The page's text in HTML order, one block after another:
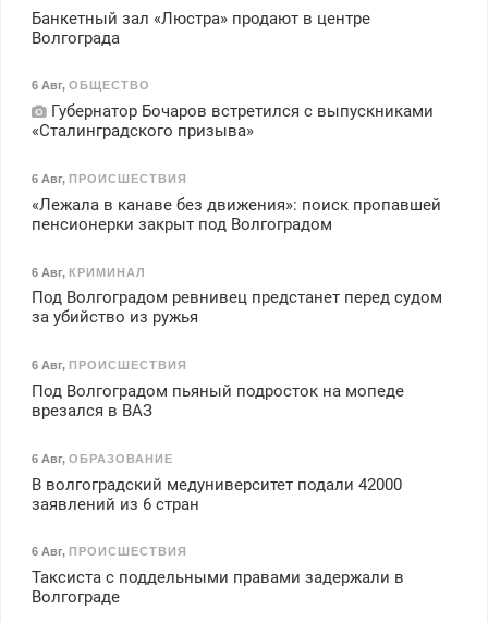
Банкетный зал «Люстра» продают в центре
Волгограда
6 Авг, ОБЩЕСТВО
Губернатор Бочаров встретился с выпускниками
«Сталинградского призыва»
6 Авг, ПРОИСШЕСТВИЯ
«Лежала в канаве без движения»: поиск пропавшей
пенсионерки закрыт под Волгоградом
6 Авг, КРИМИНАЛ
Под Волгоградом ревнивец предстанет перед судом
за убийство из ружья
6 Авг, ПРОИСШЕСТВИЯ
Под Волгоградом пьяный подросток на мопеде
врезался в ВАЗ
6 Авг, ОБРАЗОВАНИЕ
В волгоградский медуниверситет подали 42000
заявлений из 6 стран
6 Авг, ПРОИСШЕСТВИЯ
Таксиста с поддельными правами задержали в
Волгограде